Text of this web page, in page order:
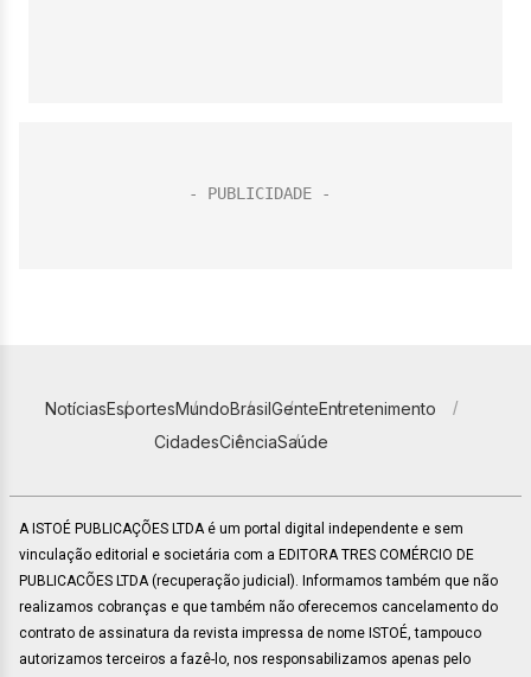
NotíciasEsportesMundoBrasilGenteEntretenimento
CidadesCiênciaSaúde
A ISTOÉ PUBLICAÇÕES LTDA é um portal digital independente e sem
vinculação editorial e societária com a EDITORA TRES COMÉRCIO DE
PUBLICACÕES LTDA (recuperação judicial). Informamos também que não
realizamos cobranças e que também não oferecemos cancelamento do
contrato de assinatura da revista impressa de nome ISTOÉ, tampouco
autorizamos terceiros a fazê-lo, nos responsabilizamos apenas pelo